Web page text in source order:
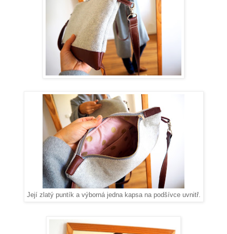
Její zlatý puntík a výborná jedna kapsa na podšívce uvnitř.